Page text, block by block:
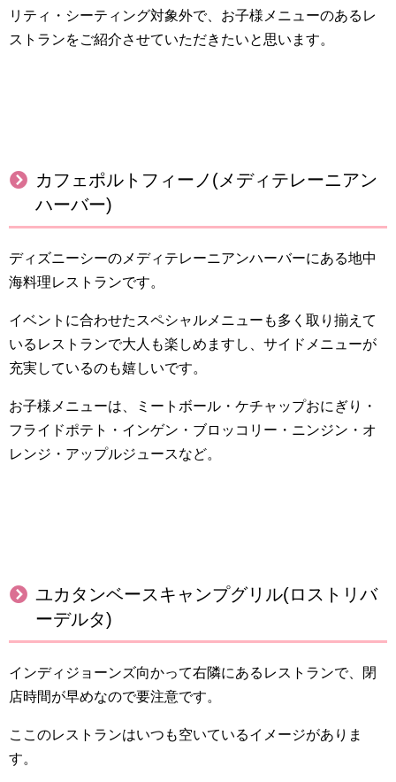
リティ・シーティング対象外で、お子様メニューのあるレ
ストランをご紹介させていただきたいと思います。
カフェポルトフィーノ(メディテレーニアン
ハーバー)
ディズニーシーのメディテレーニアンハーバーにある地中
海料理レストランです。
イベントに合わせたスペシャルメニューも多く取り揃えて
いるレストランで大人も楽しめますし、 サイドメニューが
充実しているのも嬉しいです。
お子様メニューは、
ミートボール・ケチャップおにぎり・
フライドポテト・インゲン・ブロッコリー・ニンジン・オ
レンジ・アップルジュースなど。
ユカタンベースキャンプグリル(ロストリバ
ーデルタ)
インディジョーンズ向かって右隣にあるレストランで、
閉
店時間が早めなので要注意です。
ここのレストランはいつも空いているイメージがありま
す。